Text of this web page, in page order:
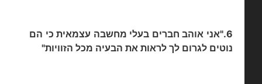
6."אני אוהב חברים בעלי מחשבה עצמאית כי הם
נוטים לגרום לך לראות את הבעיה מכל הזוויות"